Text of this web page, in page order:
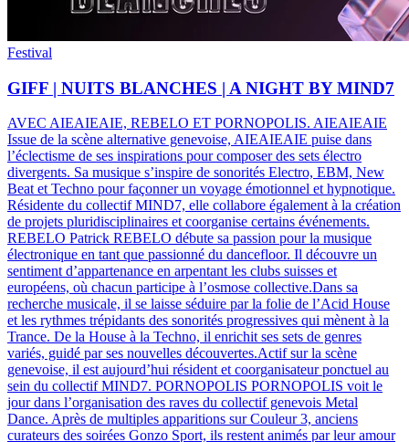
Festival
GIFF | NUITS BLANCHES | A NIGHT BY MIND7
AVEC AIEAIEAIE, REBELO ET PORNOPOLIS. AIEAIEAIE
Issue de la scène alternative genevoise, AIEAIEAIE puise dans
l’éclectisme de ses inspirations pour composer des sets électro
divergents. Sa musique s’inspire de sonorités Electro, EBM, New
Beat et Techno pour façonner un voyage émotionnel et hypnotique.
Résidente du collectif MIND7, elle collabore également à la création
de projets pluridisciplinaires et coorganise certains événements.
REBELO Patrick REBELO débute sa passion pour la musique
électronique en tant que passionné du dancefloor. Il découvre un
sentiment d’appartenance en arpentant les clubs suisses et
européens, où chacun participe à l’osmose collective.Dans sa
recherche musicale, il se laisse séduire par la folie de l’Acid House
et les rythmes trépidants des sonorités progressives qui mènent à la
Trance. De la House à la Techno, il enrichit ses sets de genres
variés, guidé par ses nouvelles découvertes.Actif sur la scène
genevoise, il est aujourd’hui résident et coorganisateur ponctuel au
sein du collectif MIND7. PORNOPOLIS PORNOPOLIS voit le
jour dans l’organisation des raves du collectif genevois Metal
Dance. Après de multiples apparitions sur Couleur 3, anciens
curateurs des soirées Gonzo Sport, ils restent animés par leur amour